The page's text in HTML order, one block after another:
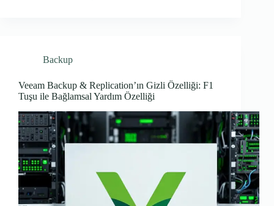
Backup
Veeam Backup & Replication’ın Gizli Özelliği: F1
Tuşu ile Bağlamsal Yardım Özelliği